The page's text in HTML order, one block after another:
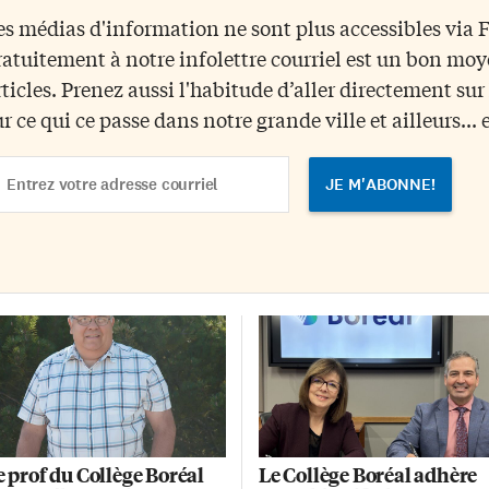
autochtones L’actuel
Louis-Riel du Collège est
à se fondre dans le Centre
des Premières Nations,
et Inuit – une appellation
inclusive et plus
cérémonies de remises de
diplômes chaque année: à la fin
mai et à la fin octobre. «Les
remises de diplômes sont
de grands moments de joie,
pour la population étudiante qui
médias d'information ne sont plus accessibles via
à notre infolettre courriel est un bon
Prenez aussi l'habitude d’aller directement
ce qui ce passe dans notre grande ville et ailleurs...
prof du Collège Boréal
Le Collège Boréal adhère